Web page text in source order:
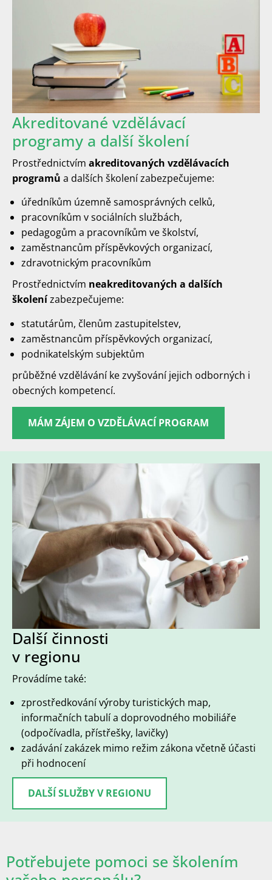
Akreditované vzdělávací
programy a další školení
Prostřednictvím akreditovaných vzdělávacích
programů a dalších školení zabezpečujeme:
úředníkům územně samosprávných celků,
pracovníkům v sociálních službách,
pedagogům a pracovníkům ve školství,
zaměstnancům příspěvkových organizací,
zdravotnickým pracovníkům
Prostřednictvím neakreditovaných a dalších
školenízabezpečujeme:
statutárům, členům zastupitelstev,
zaměstnancům příspěvkových organizací,
podnikatelským subjektům
průběžné vzdělávání ke zvyšování jejich odborných i
obecných kompetencí.
MÁM ZÁJEM O VZDĚLÁVACÍ PROGRAM
Další činnosti
v regionu
Provádíme také:
zprostředkování výroby turistických map,
informačních tabulí a doprovodného mobiliáře
(odpočívadla, přístřešky, lavičky)
zadávání zakázek mimo režim zákona včetně účasti
při hodnocení
DALŠÍ SLUŽBY V REGIONU
Potřebujete pomoci se školením